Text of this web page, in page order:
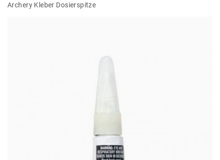
Archery Kleber Dosierspitze